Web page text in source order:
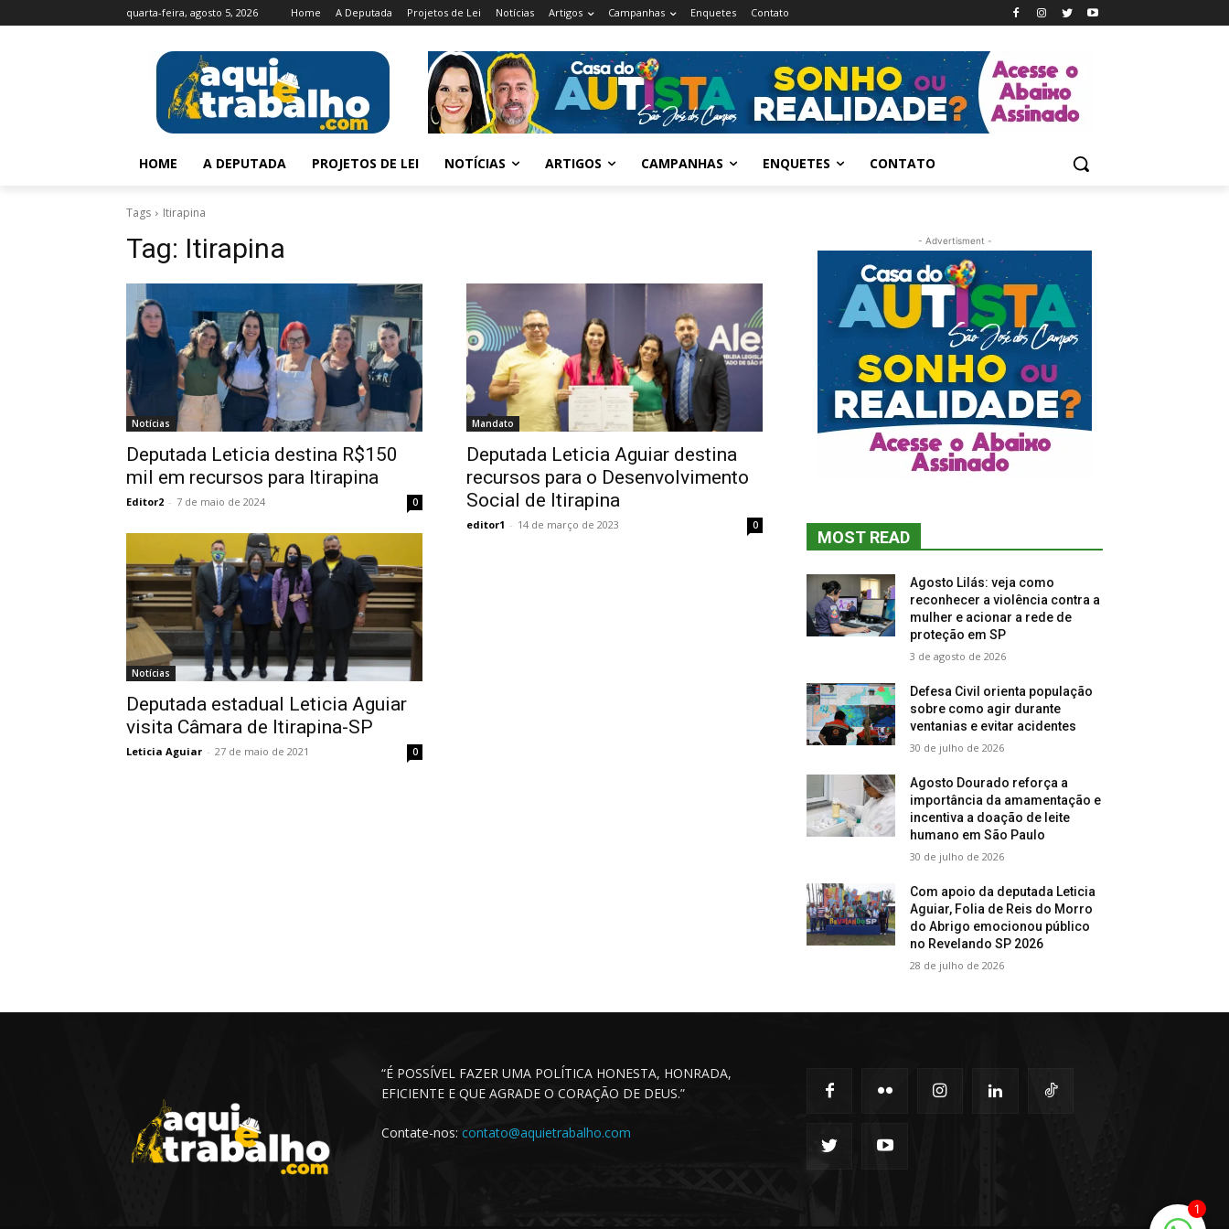
quarta-feira, agosto 5, 2026 Home A Deputada Projetos de Lei Notícias Artigos Campanhas Enquetes Contato
HOME A DEPUTADA PROJETOS DE LEI NOTÍCIAS ARTIGOS CAMPANHAS ENQUETES CONTATO
Tags Itirapina
Tag: Itirapina
Notícias
Deputada Leticia destina R$150
mil em recursos para Itirapina
Editor2 - 7 de maio de 2024 0
Mandato
Deputada Leticia Aguiar destina
recursos para o Desenvolvimento
Social de Itirapina
editor1 - 14 de março de 2023 0
Notícias
Deputada estadual Leticia Aguiar
visita Câmara de Itirapina-SP
Leticia Aguiar - 27 de maio de 2021 0
- Advertisment -
MOST READ
Agosto Lilás: veja como
reconhecer a violência contra a
mulher e acionar a rede de
proteção em SP
3 de agosto de 2026
Defesa Civil orienta população
sobre como agir durante
ventanias e evitar acidentes
30 de julho de 2026
Agosto Dourado reforça a
importância da amamentação e
incentiva a doação de leite
humano em São Paulo
30 de julho de 2026
Com apoio da deputada Leticia
Aguiar, Folia de Reis do Morro
do Abrigo emocionou público
no Revelando SP 2026
28 de julho de 2026
“É POSSÍVEL FAZER UMA POLÍTICA HONESTA, HONRADA,
EFICIENTE E QUE AGRADE O CORAÇÃO DE DEUS.”
Contate-nos: contato@aquietrabalho.com
1